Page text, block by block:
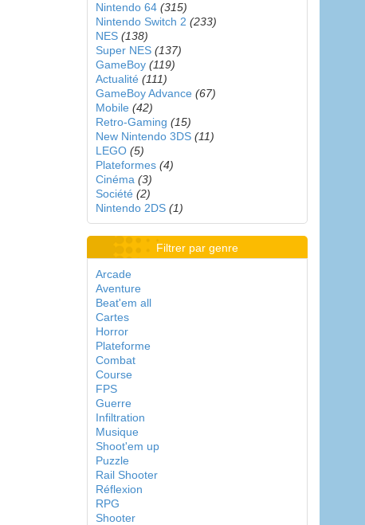
Nintendo 64 (315)
Nintendo Switch 2 (233)
NES (138)
Super NES (137)
GameBoy (119)
Actualité (111)
GameBoy Advance (67)
Mobile (42)
Retro-Gaming (15)
New Nintendo 3DS (11)
LEGO (5)
Plateformes (4)
Cinéma (3)
Société (2)
Nintendo 2DS (1)
Filtrer par genre
Arcade
Aventure
Beat'em all
Cartes
Horror
Plateforme
Combat
Course
FPS
Guerre
Infiltration
Musique
Shoot'em up
Puzzle
Rail Shooter
Réflexion
RPG
Shooter